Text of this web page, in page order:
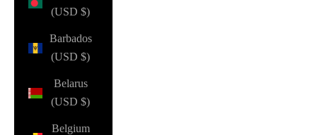
(USD $)
Barbados
(USD $)
Belarus
(USD $)
Belgium